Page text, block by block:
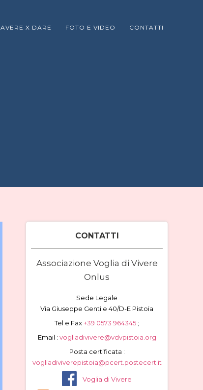
AVERE X DARE FOTO E VIDEO CONTATTI
CONTATTI
Associazione Voglia di Vivere
Onlus
Sede Legale
Via Giuseppe Gentile 40/D-E Pistoia
Tel e Fax+39 0573 964345 ;
Email : vogliadivivere@vdvpistoia.org
Posta certificata :
vogliadiviverepistoia@pcert.postecert.it
Voglia di Vivere